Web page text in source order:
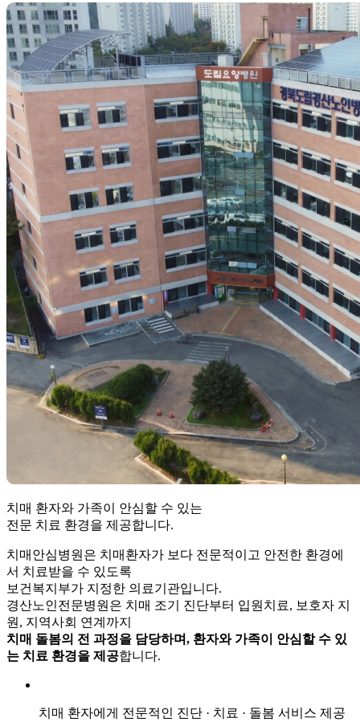
치매 환자와 가족이 안심할 수 있는
전문 치료 환경을 제공합니다.
치매안심병원은 치매환자가 보다 전문적이고 안전한 환경에
서 치료받을 수 있도록
보건복지부가 지정한 의료기관입니다.
경산노인전문병원은 치매 조기 진단부터 입원치료, 보호자 지
원, 지역사회 연계까지
치매 돌봄의 전 과정을 담당하며, 환자와 가족이 안심할 수 있
는 치료 환경을 제공합니다.
치매 환자에게 전문적인 진단 · 치료 · 돌봄 서비스 제공